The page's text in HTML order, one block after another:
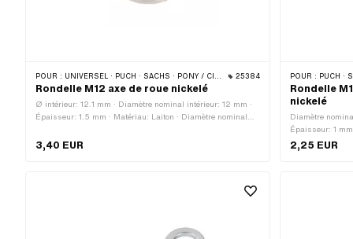
POUR : UNIVERSEL · PUCH · SACHS · PONY / CILO (BÊTA 521 & 512) · ZÜNDAPP BELMONDO · TOMOS 25384
Rondelle M12 axe de roue nickelé
Ø intérieur: 12.1 mm · Diamètre nominal intérieur: 12 mm ·
Épaisseur: 1.5 mm · Matériau: Laiton · Diamètre nominal
Taille du filetage: M12
3,40 EUR
POUR : PUCH ·
Rondelle
nickelé
Diamètre
Épaisseur: 1
intérieur: 10.7
nominal
2,25 EUR